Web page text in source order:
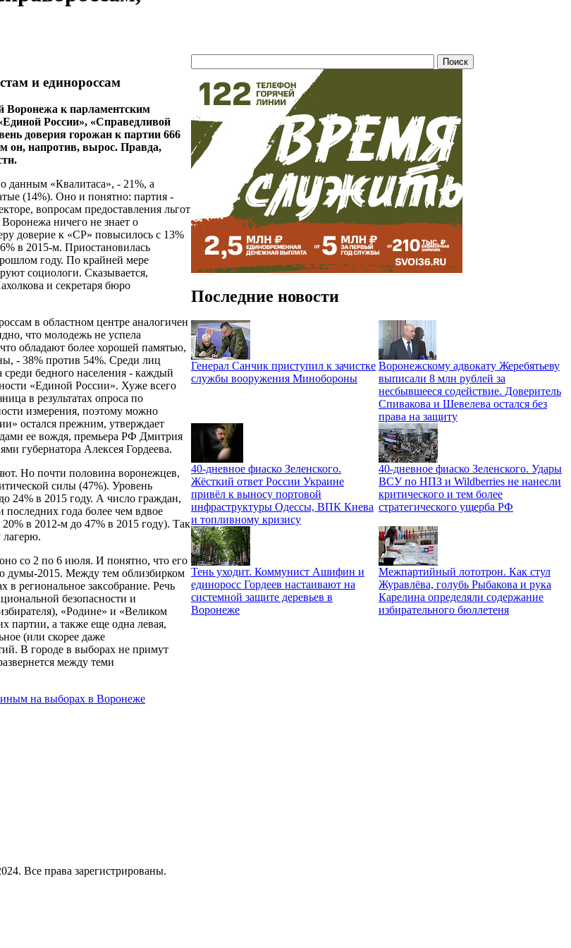
и единороссам
Воронежа к парламентским
России», «Справедливой
доверия горожан к партии 666
он, напротив, вырос. Правда,
данным «Квалитаса», - 21%, а
(14%). Оно и понятно: партия -
вопросам предоставления льгот
ничего не знает о
доверие к «СР» повысилось с 13%
в 2015-м. Приостановилась
году. По крайней мере
социологи. Сказывается,
и секретаря бюро
в областном центре аналогичен
что молодежь не успела
обладают более хорошей памятью,
- 38% против 54%. Среди лиц
бедного населения - каждый
«Единой России». Хуже всего
в результатах опроса по
измерения, поэтому можно
остался прежним, утверждает
ее вождя, премьера РФ Дмитрия
губернатора Алексея Гордеева.
Но почти половина воронежцев,
силы (47%). Уровень
24% в 2015 году. А число граждан,
года более чем вдвое
20% в 2012-м до 47% в 2015 году). Так
лагерю.
со 2 по 6 июля. И понятно, что его
думы-2015. Между тем облизбирком
в региональное заксобрание. Речь
безопасности и
«Родине» и «Великом
партии, а также еще одна левая,
(или скорее даже
В городе в выборах не примут
между теми
на выборах в Воронеже
Последние новости
Генерал Санчик приступил к зачистке
службы вооружения Минобороны
Воронежскому адвокату Жеребятьеву
выписали 8 млн рублей за
несбывшееся содействие. Доверитель
Спивакова и Шевелева остался без
права на защиту
40-дневное фиаско Зеленского.
Жёсткий ответ России Украине
привёл к выносу портовой
инфраструктуры Одессы, ВПК Киева
и топливному кризису
40-дневное фиаско Зеленского. Удары
ВСУ по НПЗ и Wildberries не нанесли
критического и тем более
стратегического ущерба РФ
Тень уходит. Коммунист Ашифин и
единоросс Гордеев настаивают на
системной защите деревьев в
Воронеже
Межпартийный лототрон. Как стул
Журавлёва, голубь Рыбакова и рука
Карелина определяли содержание
избирательного бюллетеня
Все права зарегистрированы.